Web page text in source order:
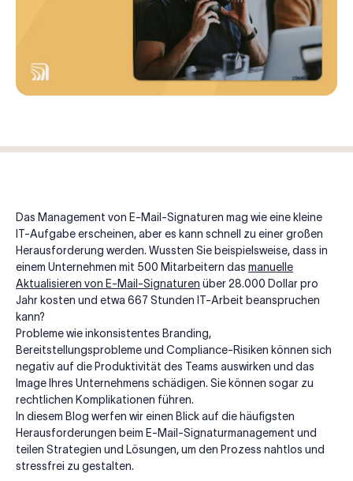
Das Management von E-Mail-Signaturen mag wie eine kleine
IT-Aufgabe erscheinen, aber es kann schnell zu einer großen
Herausforderung werden. Wussten Sie beispielsweise, dass in
einem Unternehmen mit 500 Mitarbeitern das manuelle
Aktualisieren von E-Mail-Signaturen über 28.000 Dollar pro
Jahr kosten und etwa 667 Stunden IT-Arbeit beanspruchen
kann?
Probleme wie inkonsistentes Branding,
Bereitstellungsprobleme und Compliance-Risiken können sich
negativ auf die Produktivität des Teams auswirken und das
Image Ihres Unternehmens schädigen. Sie können sogar zu
rechtlichen Komplikationen führen.
In diesem Blog werfen wir einen Blick auf die häufigsten
Herausforderungen beim E-Mail-Signaturmanagement und
teilen Strategien und Lösungen, um den Prozess nahtlos und
stressfrei zu gestalten.